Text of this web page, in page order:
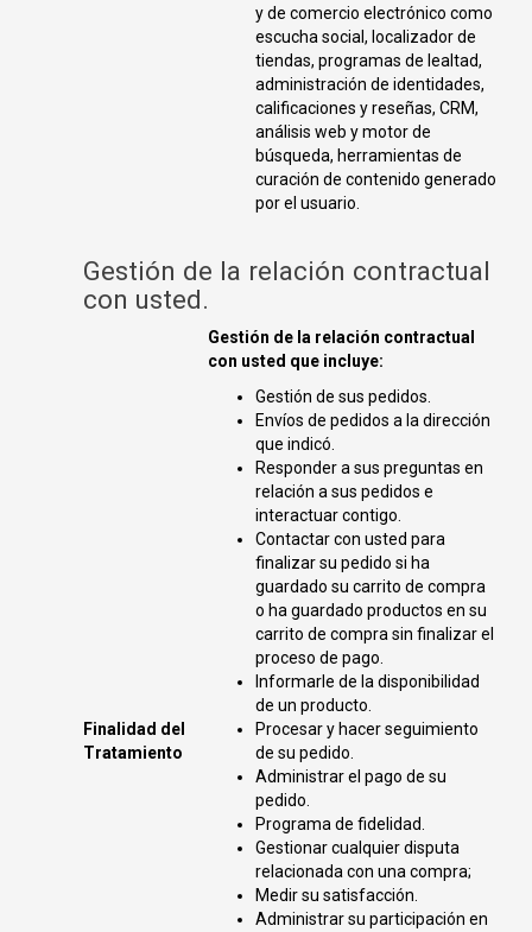
y de comercio electrónico como
escucha social, localizador de
tiendas, programas de lealtad,
administración de identidades,
calificaciones y reseñas, CRM,
análisis web y motor de
búsqueda, herramientas de
curación de contenido generado
por el usuario.
Gestión de la relación contractual
con usted.
Finalidad del
Tratamiento
Gestión de la relación contractual
con usted que incluye:
Gestión de sus pedidos.
Envíos de pedidos a la dirección
que indicó.
Responder a sus preguntas en
relación a sus pedidos e
interactuar contigo.
Contactar con usted para
finalizar su pedido si ha
guardado su carrito de compra
o ha guardado productos en su
carrito de compra sin finalizar el
proceso de pago.
Informarle de la disponibilidad
de un producto.
Procesar y hacer seguimiento
de su pedido.
Administrar el pago de su
pedido.
Programa de fidelidad.
Gestionar cualquier disputa
relacionada con una compra;
Medir su satisfacción.
Administrar su participación en